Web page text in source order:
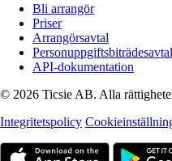
Bli arrangör
Priser
Arrangörsavtal
Personuppgiftsbiträdesavtal
API-dokumentation
© 2026 Ticsie AB. Alla
Integritetspolicy